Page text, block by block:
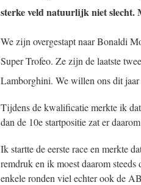
sterke veld natuurlijk niet slecht.
We zijn overgestapt naar Bonaldi
Super Trofeo. Ze zijn de laatste
Lamborghini. We willen ons dit
Tijdens de kwalificatie merkte ik
dan de 10e startpositie zat er
Ik startte de eerste race en merkte
remdruk en ik moest daarom
enkele ronden viel echter ook de